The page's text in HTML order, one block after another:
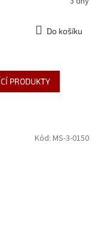
Do košíku
PRODUKTY
Kód: MS-3-0150